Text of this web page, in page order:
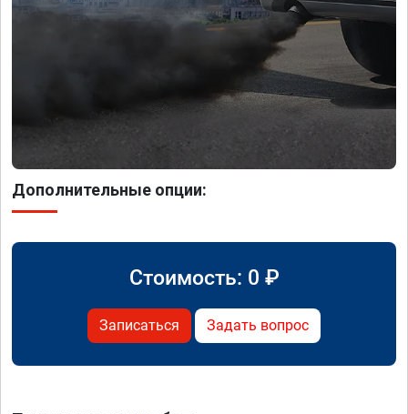
Дополнительные опции:
Стоимость: 0 ₽
Записаться Задать вопрос